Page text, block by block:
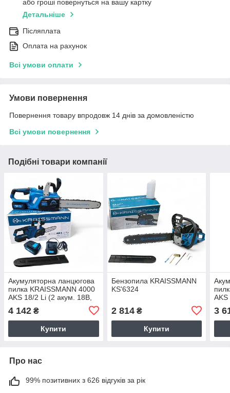
або гроші повернуться на вашу картку
Детальніше
Післяплата
Оплата на рахунок
Всі умови оплати
Умови повернення
Повернення товару впродовж 14 днів за домовленістю
Всі умови повернення
Подібні товари компанії
Акумуляторна ланцюгова
пилка KRAISSMANN 4000
AKS 18/2 Li (2 акум. 18В,
НІМЕЧЧИНА)
4 142 ₴
Купити
Бензопила KRAISSMANN
KS'6324
2 814₴
Купити
3
Про нас
99% позитивних з 626 відгуків за рік